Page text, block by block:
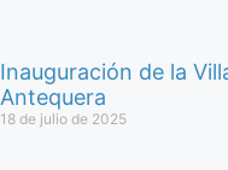
Inauguración de la
Antequera
18 de julio de 2025